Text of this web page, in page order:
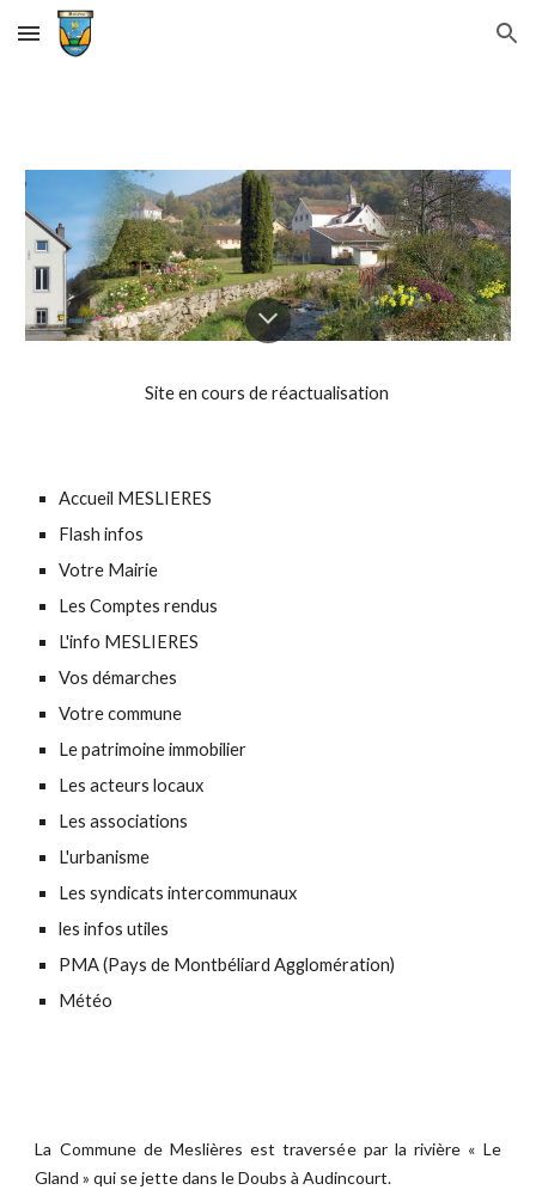
Skip to main content Skip to navigation
Site en cours de réactualisation
Accueil MESLIERES
Flash infos
Votre Mairie
Les Comptes rendus
L'info MESLIERES
Vos démarches
Votre commune
Le patrimoine immobilier
Les acteurs locaux
Les associations
L'urbanisme
Les syndicats intercommunaux
les infos utiles
PMA (Pays de Montbéliard Agglomération)
Météo
La Commune de Meslières est traversée par la rivière « Le
Gland » qui se jette dans le Doubs à Audincourt.